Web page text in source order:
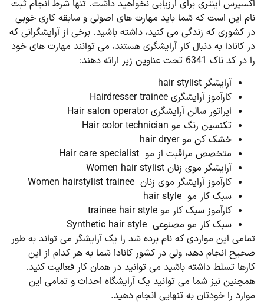
اکسپرس اینتری برای ارزیابی نخواهید داشت. تنها شرط انجام ثبت
نام این است که شما باید مهارت های اصولی و سابقه کاری خوبی
در کشوری که زندگی می کنید، داشته باشید. برخی از آرایشگرانی که
در کانادا به دنبال کار آرایشگری هستند، می توانند مهارت های خود
را در کد ناک 6341 تحت عناوین زیر ارائه دهند:
آرایشگر hair stylist
کارآموز آرایشگری Hairdresser trainee
اپراتور سالن آرایشگری Hair salon operator
تکنسین رنگ مو Hair color technician
خشک کن مو hair dryer
متخصص مراقبت از مو Hair care specialist
آرایشگر موی زنان Women hair stylist
کارآموز آرایشگر موی زنان Women hairstylist trainee
سبک کار مو hair style
کارآموز سبک کار مو trainee hair style
سبک کار مو مصنوعی Synthetic hair style
تمامی این مواردی که نام برده شد را یک آرایشگر می تواند به طور
صحیح انجام دهد، ولی در کشور کانادا شما به هر کدام از این
کارها تسلط داشته باشید می توانید در همان کار فعالیت کنید.
همچنین نیز شما می توانید یک آرایشگاه احداث و تمامی این
موارد را خودتان به تنهایی انجام دهید.